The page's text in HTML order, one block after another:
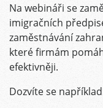
Na webináři se
imigračních
zaměstnávání
které firmám
efektivněji.
Dozvíte se